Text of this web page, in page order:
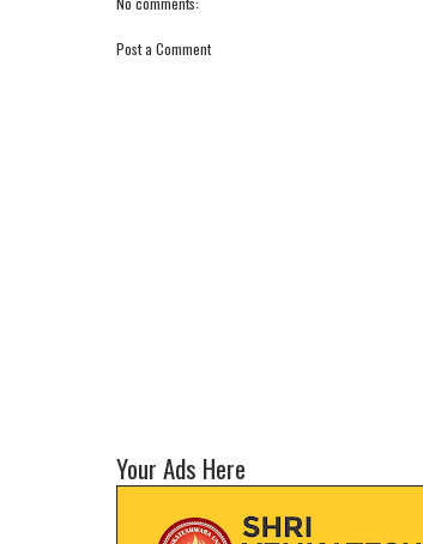
Post a Comment
Your Ads Here